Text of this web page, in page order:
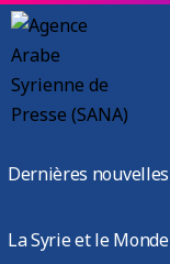
Dernières nouvelles
La Syrie et le Monde